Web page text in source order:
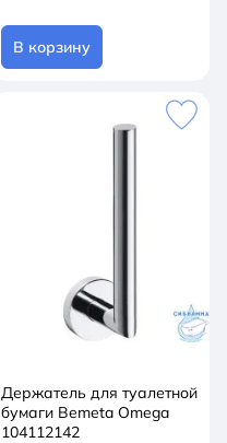
В корзину
Держатель для туалетной
бумаги Bemeta Omega
104112142